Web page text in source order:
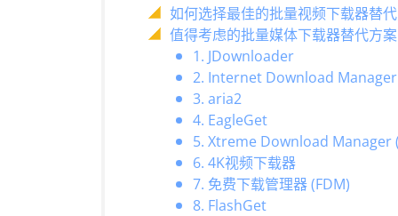
如何选择最佳的批量视频下载器替
值得考虑的批量媒体下载器替代方案
1. JDownloader
2. Internet Download Manager
3. aria2
4. EagleGet
5. Xtreme Download Manager
6. 4K视频下载器
7. 免费下载管理器 (FDM)
8. FlashGet